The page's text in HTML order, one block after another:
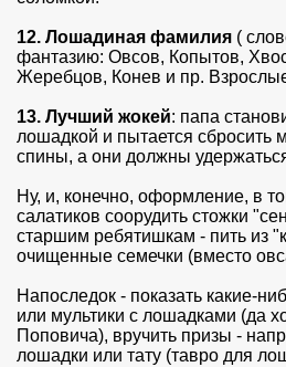
12. Лошадиная фамилия (
фантазию: Овсов, Копытов,
Жеребцов, Конев и пр.
13. Лучший жокей: папа
лошадкой и пытается сбросить
спины, а они должны
Ну, и, конечно, оформление, в
салатиков соорудить стожки
старшим ребятишкам - пить из
очищенные семечки (вместо
Напоследок - показать какие-
или мультики с лошадками (да
Поповича), вручить призы -
лошадки или тату (тавро для